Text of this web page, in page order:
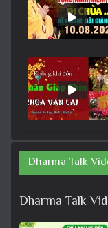
Dharma Talk
Dharma Talk